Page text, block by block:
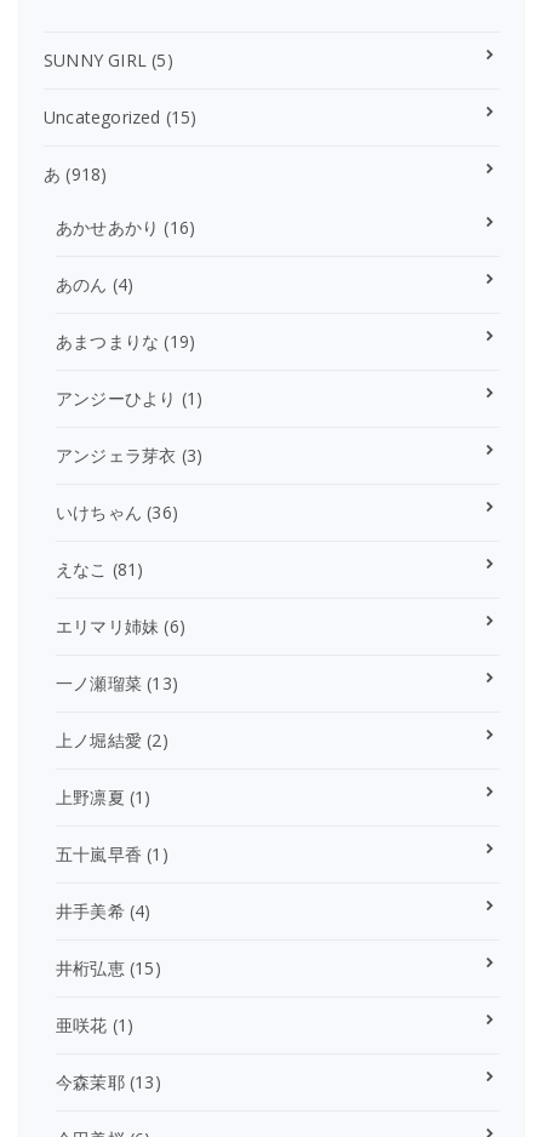
SUNNY GIRL (5)
Uncategorized (15)
あ (918)
あかせあかり (16)
あのん (4)
あまつまりな (19)
アンジーひより (1)
アンジェラ芽衣 (3)
いけちゃん (36)
えなこ (81)
エリマリ姉妹 (6)
一ノ瀬瑠菜 (13)
上ノ堀結愛 (2)
上野凛夏 (1)
五十嵐早香 (1)
井手美希(4)
井桁弘恵(15)
亜咲花 (1)
今森茉耶(13)